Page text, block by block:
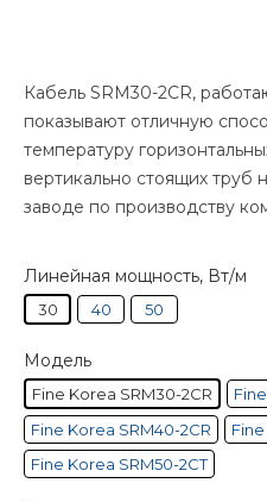
Кабель SRM30-2CR,
показывают отличную
температуру
вертикально стоящих труб
заводе по производству
Линейная мощность, Вт/м
30 40 50
Модель
Fine Korea SRM30-2CR
Fine Korea SRM40-2CR
Fine Korea SRM50-2CT